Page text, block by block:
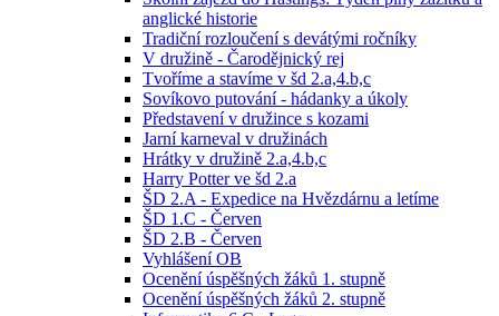
anglické historie
Tradiční rozloučení s devátými ročníky
V družině - Čarodějnický rej
Tvoříme a stavíme v šd 2.a,4.b,c
Sovíkovo putování - hádanky a úkoly
Představení v družince s kozami
Jarní karneval v družinách
Hrátky v družině 2.a,4.b,c
Harry Potter ve šd 2.a
ŠD 2.A - Expedice na Hvězdárnu a letíme
ŠD 1.C - Červen
ŠD 2.B - Červen
Vyhlášení OB
Ocenění úspěšných žáků 1. stupně
Ocenění úspěšných žáků 2. stupně